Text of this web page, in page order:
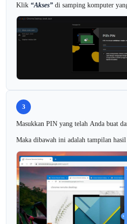
Klik “Akses” di samping komputer
3
Masukkan PIN yang telah Anda buat
Maka dibawah ini adalah tampilan